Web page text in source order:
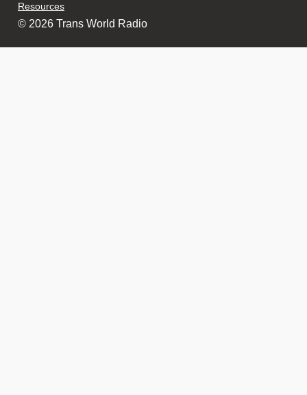
Resources
© 2026 Trans World Radio